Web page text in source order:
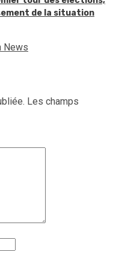
de la situation
News
Les champs